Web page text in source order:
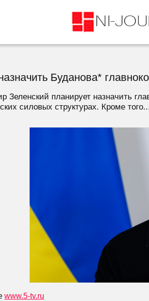
Буданова*
Зеленский планирует назначить
силовых структурах. Кроме
www.5-tv.ru